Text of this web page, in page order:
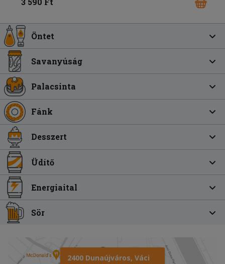
Öntet
Savanyúság
Palacsinta
Fánk
Desszert
Üdítő
Energiaital
Sör
2400 Dunaújváros, Váci